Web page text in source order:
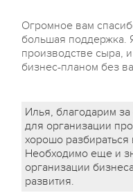
Огромное вам
большая поддержка.
производстве сыра,
бизнес-планом без
Илья, благодарим
для организации
хорошо
Необходимо еще и
организации
развития.